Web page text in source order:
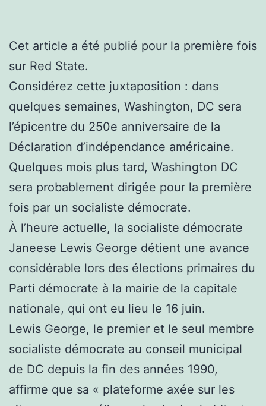
Cet article a été publié pour la première fois
sur Red State.
Considérez cette juxtaposition : dans
quelques semaines, Washington, DC sera
l’épicentre du 250e anniversaire de la
Déclaration d’indépendance américaine.
Quelques mois plus tard, Washington DC
sera probablement dirigée pour la première
fois par un socialiste démocrate.
À l’heure actuelle, la socialiste démocrate
Janeese Lewis George détient une avance
considérable lors des élections primaires du
Parti démocrate à la mairie de la capitale
nationale, qui ont eu lieu le 16 juin.
Lewis George, le premier et le seul membre
socialiste démocrate au conseil municipal
de DC depuis la fin des années 1990,
affirme que sa « plateforme axée sur les